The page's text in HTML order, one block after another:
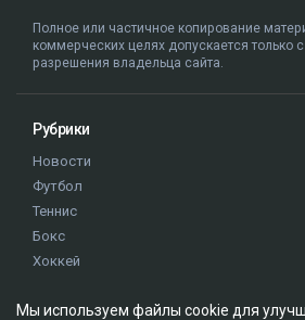
Полное или частичное копирование
коммерческих целях допускается только
разрешения владельца сайта.
Рубрики
Новости
Футбол
Теннис
Бокс
Хоккей
Истории
Мы используем файлы cookie для